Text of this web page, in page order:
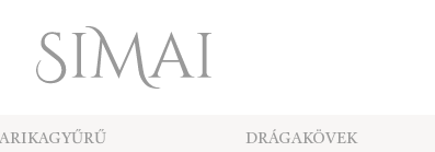
DRÁGAKÖVEK